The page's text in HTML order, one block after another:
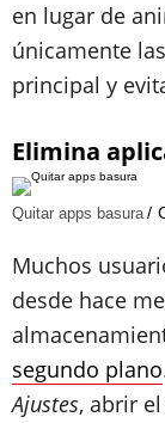
en lugar de
únicamente
principal y
Elimina
Quitar apps basura
Muchos
desde hace
segundo plano
Ajustes, abrir